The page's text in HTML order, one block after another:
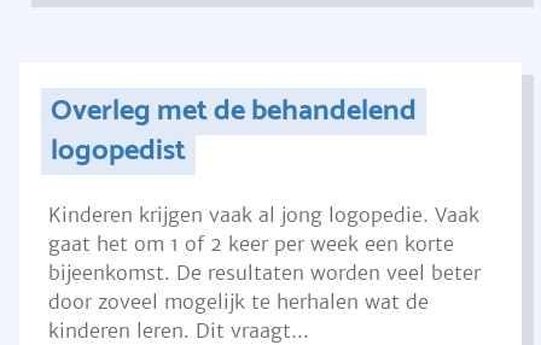
Overleg met de behandelend
logopedist
Kinderen krijgen vaak al jong logopedie. Vaak
gaat het om 1 of 2 keer per week een korte
bijeenkomst. De resultaten worden veel beter
door zoveel mogelijk te herhalen wat de
kinderen leren. Dit vraagt...